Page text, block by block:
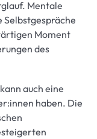
Mentale
Selbstgespräche
Moment
des
auch eine
haben. Die